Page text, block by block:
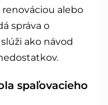
alebo
správa o
ako návod
spaľovacieho